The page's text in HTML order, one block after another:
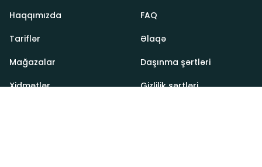
Haqqımızda
Tariflər
Mağazalar
Xidmətlər
FAQ
Əlaqə
Daşınma şərtləri
Gizlilik şərtləri